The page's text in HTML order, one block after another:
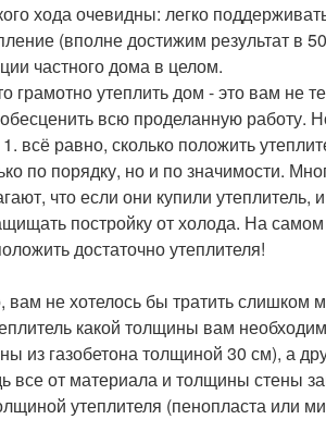
хода очевидны: легко
(вполне достижим результат в
частного дома в целом.
грамотно утеплить дом - это вам не
всю проделанную
всё равно, сколько положить
по порядку, но и по значимости.
что если они купили утеплитель,
постройку от холода. На
достаточно утеплителя!
вам не хотелось бы тратить
какой толщины вам
из газобетона толщиной 30 см), а
все от материала и толщины стены
утеплителя (пенопласта или